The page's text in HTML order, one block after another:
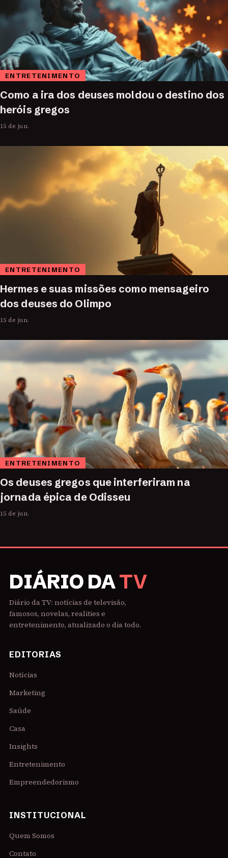
ENTRETENIMENTO
Como a ira dos deuses moldou o destino dos
heróis gregos
15 de jun.
ENTRETENIMENTO
Hermes e suas missões como mensageiro
dos deuses do Olimpo
15 de jun.
ENTRETENIMENTO
Os deuses gregos que interferiram na
jornada épica de Odisseu
15 de jun.
DIÁRIO DATV
Diário da TV: notícias de televisão,
famosos, novelas, realities e
entretenimento, atualizado o dia todo.
EDITORIAS
Notícias
Marketing
Saúde
Casa
Insights
Entretenimento
Empreendedorismo
INSTITUCIONAL
Quem Somos
Contato